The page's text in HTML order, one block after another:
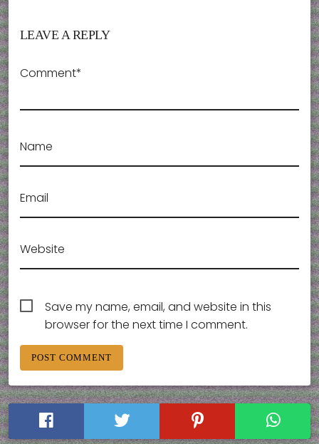
LEAVE A REPLY
Comment*
Name
Email
Website
Save my name, email, and website in this
browser for the next time I comment.